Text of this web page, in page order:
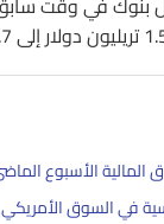
المالية الأسبوع
في السوق الأمريكي